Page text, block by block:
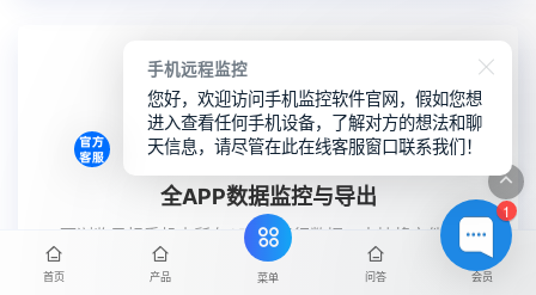
全APP数据监控与导出
可浏览目标手机内所有APP的运行数据，支持将文件传输
至本地或云端存储。
首页 产品 菜单 问答 会员
1
手机远程监控
您好，欢迎访问手机监控软件官网，假如您想
进入查看任何手机设备，了解对方的想法和聊
天信息，请尽管在此在线客服窗口联系我们！